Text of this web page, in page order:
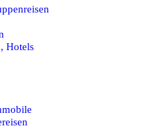
Hotels